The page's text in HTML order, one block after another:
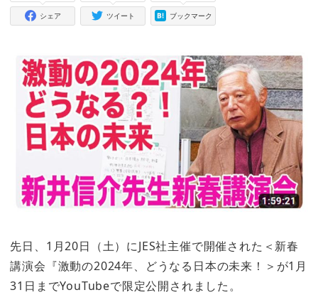
シェア ツイート ブックマーク
先日、1月20日（土）にJES社主催で開催された＜新春
講演会『激動の2024年、どうなる日本の未来！＞が1月
31日までYouTubeで限定公開されました。